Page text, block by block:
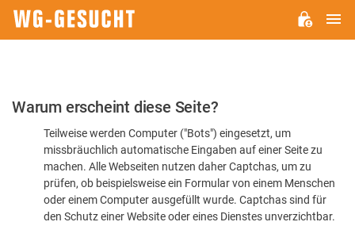
Bitte
dass
Warum erscheint diese Seite?
Teilweise werden Computer ("Bots") eingesetzt, um
missbräuchlich automatische Eingaben auf einer Seite zu
machen. Alle Webseiten nutzen daher Captchas, um zu
prüfen, ob beispielsweise ein Formular von einem Menschen
oder einem Computer ausgefüllt wurde. Captchas sind für
den Schutz einer Website oder eines Dienstes unverzichtbar.